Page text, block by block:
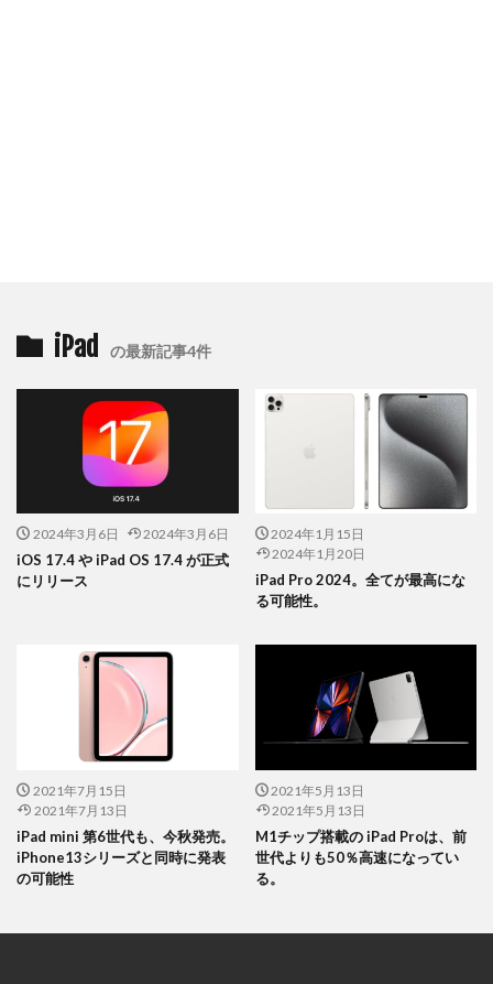
iPad の最新記事4件
2024年3月6日 2024年3月6日
iOS 17.4 や iPad OS 17.4 が正式
にリリース
2024年1月15日
2024年1月20日
iPad Pro 2024。全てが最高にな
る可能性。
2021年7月15日
2021年7月13日
iPad mini 第6世代も、今秋発売。
iPhone13シリーズと同時に発表
の可能性
2021年5月13日
2021年5月13日
M1チップ搭載の iPad Proは、前
世代よりも50％高速になってい
る。